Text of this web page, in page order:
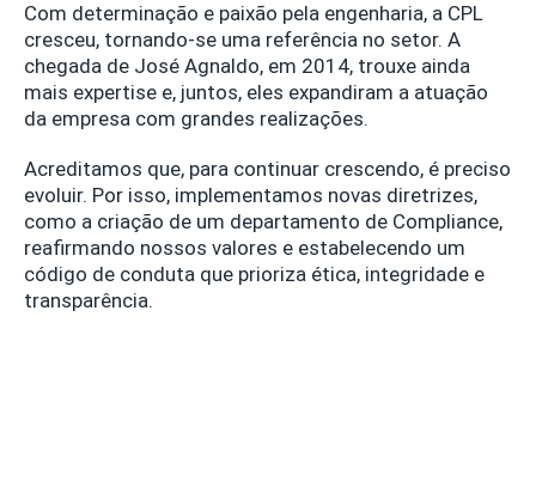
Com determinação e paixão pela engenharia, a CPL
cresceu, tornando-se uma referência no setor. A
chegada de José Agnaldo, em 2014, trouxe ainda
mais expertise e, juntos, eles expandiram a atuação
da empresa com grandes realizações.
Acreditamos que, para continuar crescendo, é preciso
evoluir. Por isso, implementamos novas diretrizes,
como a criação de um departamento de Compliance,
reafirmando nossos valores e estabelecendo um
código de conduta que prioriza ética, integridade e
transparência.